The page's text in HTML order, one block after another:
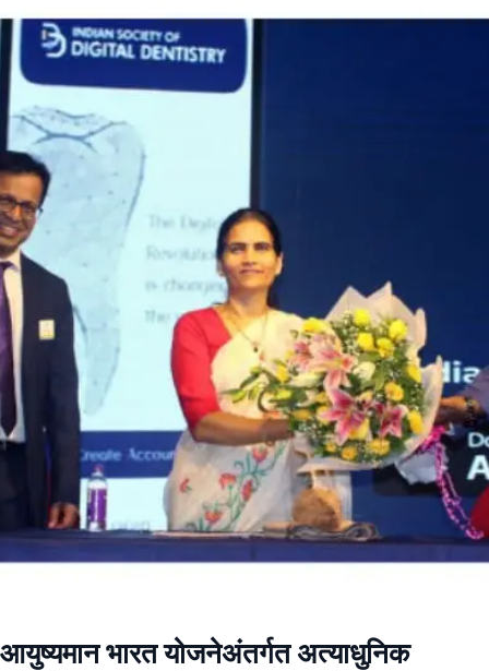
आयुष्यमान भारत योजनेअंतर्गत अत्याधुनिक